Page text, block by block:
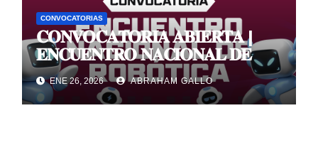
CONVOCATORIAS
𝐂𝐎𝐍𝐕𝐎𝐂𝐀𝐓𝐎𝐑𝐈𝐀 𝐀𝐁𝐈𝐄𝐑𝐓𝐀 |
𝐄𝐍𝐂𝐔𝐄𝐍𝐓𝐑𝐎 𝐍𝐀𝐂𝐈𝐎𝐍𝐀𝐋 𝐃𝐄
𝐑𝐎𝐁𝐎́𝐓𝐈𝐂𝐀 𝐓𝐞𝐜𝐍𝐌 𝟐𝟎𝟐𝟔
ENE 26, 2026 ABRAHAM GALLO